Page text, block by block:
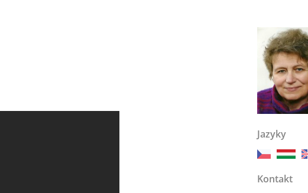
Jazyky
Kontakt